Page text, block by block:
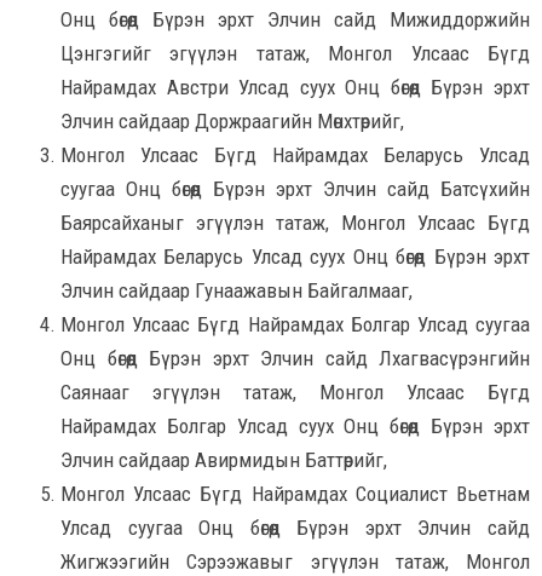
Онц бөгөөд Бүрэн эрхт Элчин сайд Мижиддоржийн
Цэнгэгийг эгүүлэн татаж, Монгол Улсаас Бүгд
Найрамдах Австри Улсад суух Онц бөгөөд Бүрэн эрхт
Элчин сайдаар Доржраагийн Мөнхтөрийг,
Монгол Улсаас Бүгд Найрамдах Беларусь Улсад
суугаа Онц бөгөөд Бүрэн эрхт Элчин сайд Батсүхийн
Баярсайханыг эгүүлэн татаж, Монгол Улсаас Бүгд
Найрамдах Беларусь Улсад суух Онц бөгөөд Бүрэн эрхт
Элчин сайдаар Гунаажавын Байгалмааг,
Монгол Улсаас Бүгд Найрамдах Болгар Улсад суугаа
Онц бөгөөд Бүрэн эрхт Элчин сайд Лхагвасүрэнгийн
Саянааг эгүүлэн татаж, Монгол Улсаас Бүгд
Найрамдах Болгар Улсад суух Онц бөгөөд Бүрэн эрхт
Элчин сайдаар Авирмидын Баттөрийг,
Монгол Улсаас Бүгд Найрамдах Социалист Вьетнам
Улсад суугаа Онц бөгөөд Бүрэн эрхт Элчин сайд
Жигжээгийн Сэрээжавыг эгүүлэн татаж, Монгол